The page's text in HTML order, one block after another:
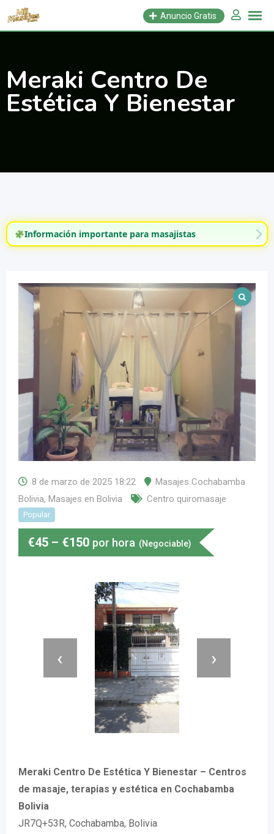
Saltar
Anuncio Gratis
Meraki Centro De
Estética Y Bienestar
Información importante para masajistas
8 de marzo de 2025 18:22
Masajes Cochabamba
Bolivia, Masajes en Bolivia Centro quiromasaje
Popular
€45 – €150 por hora (Negociable)
‹ ›
Meraki Centro De Estética Y Bienestar – Centros
de masaje, terapias y estética en Cochabamba
Bolivia
JR7Q+53R, Cochabamba, Bolivia